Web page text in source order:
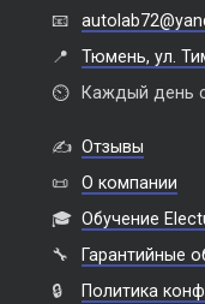
📧
📍
Тюмень, ул.
⏲️
Каждый день
✍️ Отзывы
📜
О компании
🎓 Обучение
🔧
Гарантийные
🔒
Политика